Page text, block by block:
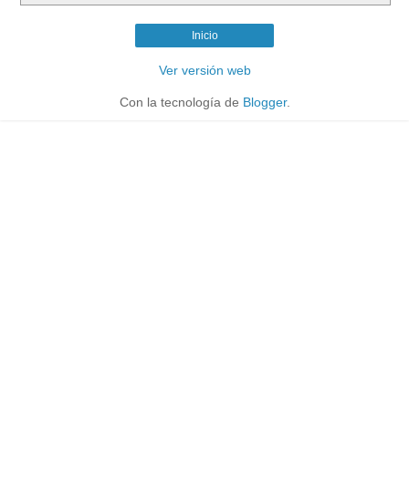
Inicio
Ver versión web
Con la tecnología de Blogger.